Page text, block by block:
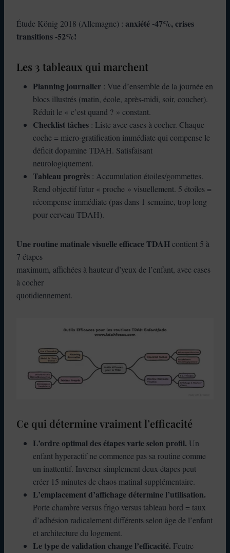
Étude König 2018 (Allemagne) : anxiété -47%, crises
transitions -52%!
Les 3 tableaux qui marchent
Planning journalier : Vue d’ensemble de la journée en
blocs illustrés (matin, école, après-midi, soir, coucher).
Réduit le « c’est quand ? » constant.
Checklist tâches : Liste avec cases à cocher. Chaque
coche = micro-gratification immédiate qui compense le
déficit dopamine TDAH. Satisfaisant
neurologiquement.
Tableau progrès : Accumulation étoiles/gommettes.
Rend objectif futur « proche » visuellement. 5 étoiles =
récompense immédiate (pas dans 1 semaine, trop long
pour cerveau TDAH).
Une routine matinale visuelle efficace TDAHcontient 5 à
7 étapes
maximum, affichées à hauteur d’yeux de l’enfant, avec cases
à cocher
quotidiennement.
Ce qui détermine vraiment l’efficacité
L’ordre optimal des étapes varie selon profil. Un
enfant hyperactif ne commence pas sa routine comme
un inattentif. Inverser simplement deux étapes peut
créer 15 minutes de chaos matinal supplémentaire.
L’emplacement d’affichage détermine l’utilisation.
Porte chambre versus frigo versus tableau bord = taux
d’adhésion radicalement différents selon âge de l’enfant
et architecture du logement.
Le type de validation change l’efficacité. Feutre